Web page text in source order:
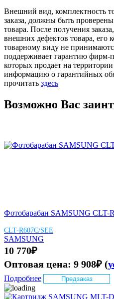
Внешний вид, комплектность
заказа, должны быть
товара. После получения
внешних дефектов товара, его
товарному виду не
поддерживает гарантию фирм-
которых продает на
информацию о гарантийных
прочитать здесь
Возможно Вас
Фотобарабан SAMSUNG CLT-
CLT-R607C/SEE
SAMSUNG
10 770₽
Оптовая цена: 9 908₽ (
Подробнее Предзаказ